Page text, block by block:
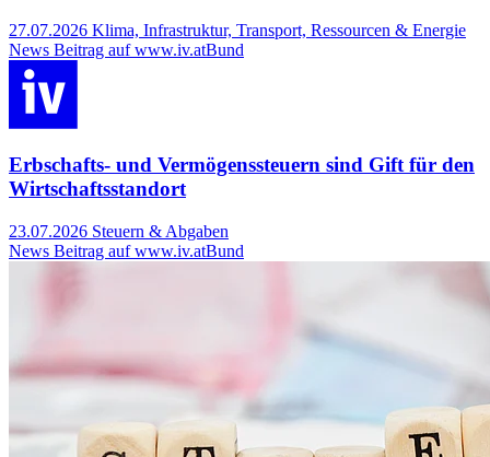
27.07.2026 Klima, Infrastruktur, Transport, Ressourcen & Energie
News Beitrag auf www.iv.atBund
Erbschafts- und Vermögenssteuern sind Gift für den
Wirtschaftsstandort
23.07.2026 Steuern & Abgaben
News Beitrag auf www.iv.atBund